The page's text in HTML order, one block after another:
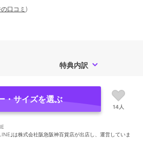
口コミ )
特典内訳
・サイズを選ぶ
14人
｣は株式会社阪急阪神百貨店が出店し、運営していま